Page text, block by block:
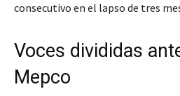
consecutivo en el lapso de tres
Voces divididas
Mepco